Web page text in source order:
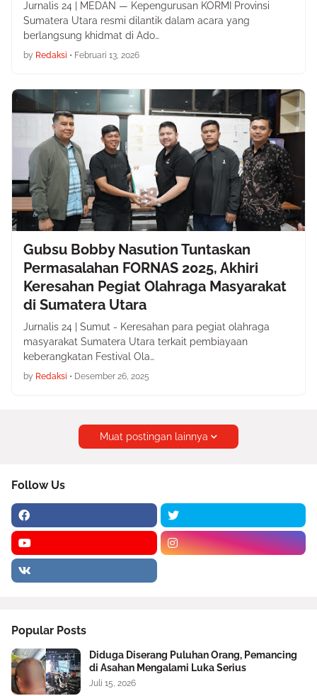
Jurnalis 24 | MEDAN — Kepengurusan KORMI Provinsi
Sumatera Utara resmi dilantik dalam acara yang
berlangsung khidmat di Ado…
by Redaksi • Februari 13, 2026
Gubsu Bobby Nasution Tuntaskan
Permasalahan FORNAS 2025, Akhiri
Keresahan Pegiat Olahraga Masyarakat
di Sumatera Utara
Jurnalis 24 | Sumut - Keresahan para pegiat olahraga
masyarakat Sumatera Utara terkait pembiayaan
keberangkatan Festival Ola…
by Redaksi • Desember 26, 2025
Muat postingan lainnya
Follow Us
Popular Posts
Diduga Diserang Puluhan Orang, Pemancing
di Asahan Mengalami Luka Serius
Juli 15, 2026